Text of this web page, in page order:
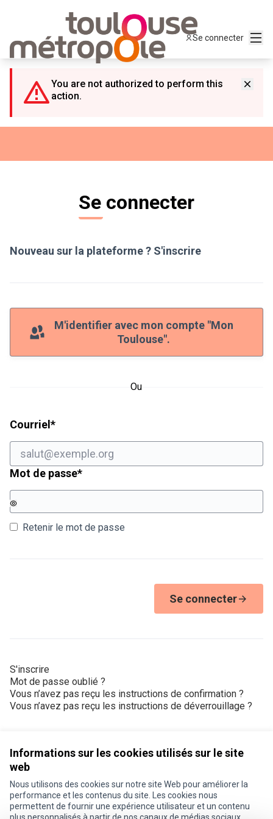
Informations sur les cookies utilisés sur le site
web
Nous utilisons des cookies sur notre site Web pour améliorer la
performance et les contenus du site. Les cookies nous
permettent de fournir une expérience utilisateur et un contenu
Se connecter
You are not authorized to perform this
action.
Se connecter
Nouveau sur la plateforme ? S'inscrire
M'identifier avec mon compte "Mon
Toulouse".
Ou
Courriel *Champ obligatoire
Mot de passe*Champ obligatoire
Retenir le mot de passe
Se connecter
S'inscrire
Mot de passe oublié ?
Vous n’avez pas reçu les instructions de confirmation ?
Vous n’avez pas reçu les instructions de déverrouillage ?
Conditions d'utilisation
Paramètres des cookies
Je participe ! sur X
Je participe ! sur Facebook
Je participe ! sur Instagram